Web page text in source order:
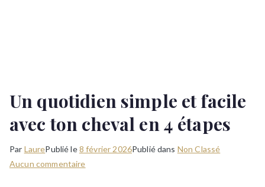
Un quotidien simple et facile
avec ton cheval en 4 étapes
Par LaurePublié le8 février 2026Publié dans Non Classé
Aucun commentairesur